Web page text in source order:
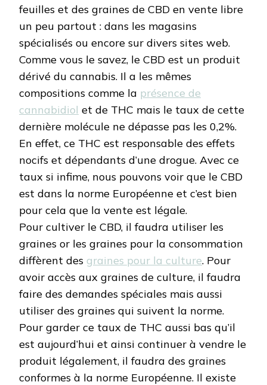
feuilles et des graines de CBD en vente libre
un peu partout : dans les magasins
spécialisés ou encore sur divers sites web.
Comme vous le savez, le CBD est un produit
dérivé du cannabis. Il a les mêmes
compositions comme la présence de
cannabidiol et de THC mais le taux de cette
dernière molécule ne dépasse pas les 0,2%.
En effet, ce THC est responsable des effets
nocifs et dépendants d’une drogue. Avec ce
taux si infime, nous pouvons voir que le CBD
est dans la norme Européenne et c’est bien
pour cela que la vente est légale.
Pour cultiver le CBD, il faudra utiliser les
graines or les graines pour la consommation
diffèrent des graines pour la culture. Pour
avoir accès aux graines de culture, il faudra
faire des demandes spéciales mais aussi
utiliser des graines qui suivent la norme.
Pour garder ce taux de THC aussi bas qu’il
est aujourd’hui et ainsi continuer à vendre le
produit légalement, il faudra des graines
conformes à la norme Européenne. Il existe